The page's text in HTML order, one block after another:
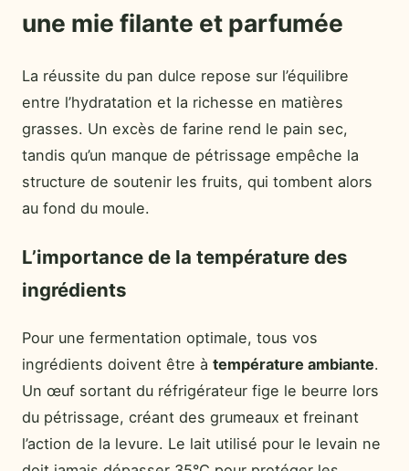
une mie filante et parfumée
La réussite du pan dulce repose sur l’équilibre
entre l’hydratation et la richesse en matières
grasses. Un excès de farine rend le pain sec,
tandis qu’un manque de pétrissage empêche la
structure de soutenir les fruits, qui tombent alors
au fond du moule.
L’importance de la température des
ingrédients
Pour une fermentation optimale, tous vos
ingrédients doivent être à température ambiante.
Un œuf sortant du réfrigérateur fige le beurre lors
du pétrissage, créant des grumeaux et freinant
l’action de la levure. Le lait utilisé pour le levain ne